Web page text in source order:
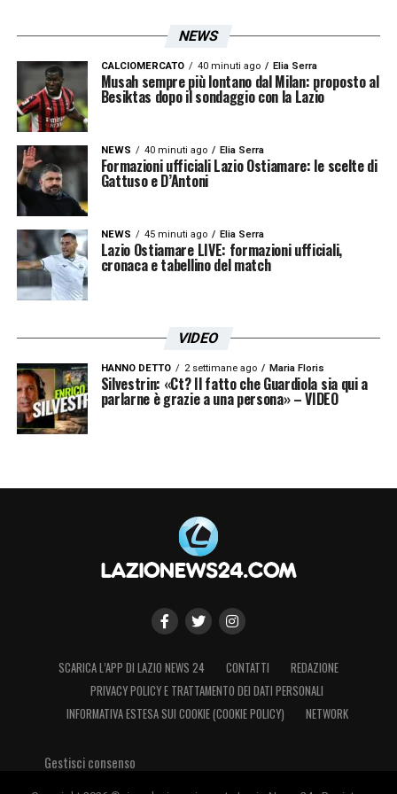
una fase cruciale della stagione, tra la lotta
per lo Scudetto e gli impegni ravvicinati
come la Supercoppa Italiana. L’allenatore
sarebbe costretto a ridisegnare l’attacco,
mentre la dirigenza, con Igli Tare in prima
linea, dovrebbe valutare con attenzione il
mercato di gennaio.
In definitiva, l’infortunio di Gimeneznon è
solo una questione medica, ma un vero e
proprio crocevia strategico. La decisione
le prossime settimane decisive per entrambe
le parti.
NEWS
CALCIOMERCATO 40 minuti ago Elia Serra
Musah sempre più lontano dal Milan: proposto al
Besiktas dopo il sondaggio con la Lazio
NEWS 40 minuti ago Elia Serra
Formazioni ufficiali Lazio Ostiamare: le scelte di
Gattuso e D’Antoni
NEWS 45 minuti ago Elia Serra
Lazio Ostiamare LIVE: formazioni ufficiali,
cronaca e tabellino del match
VIDEO
HANNO DETTO 2 settimane ago Maria Floris
Silvestrin: «Ct? Il fatto che Guardiola sia qui a
parlarne è grazie a una persona» – VIDEO
SCARICA L’APP DI LAZIO NEWS 24 CONTATTI
REDAZIONE
PRIVACY POLICY E TRATTAMENTO DEI DATI PERSONALI
INFORMATIVA ESTESA SUI COOKIE (COOKIE POLICY)
NETWORK
Gestisci consenso